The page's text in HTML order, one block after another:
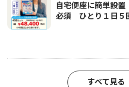
自宅便座に簡単設
必須 ひとり１日５
すべて見る